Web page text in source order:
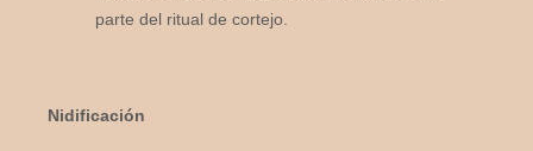
parte del ritual de cortejo.
Nidificación